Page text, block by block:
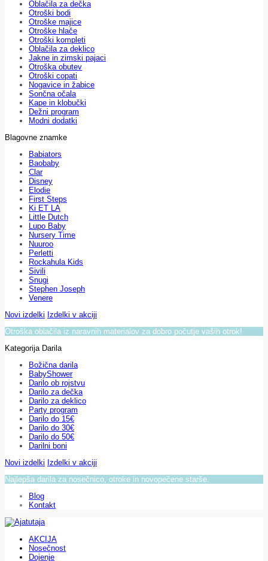
Oblačila za dečka
Otroški bodi
Otroške majice
Otroške hlače
Otroški kompleti
Oblačila za deklico
Jakne in zimski pajaci
Otroška obutev
Otroški copati
Nogavice in žabice
Sončna očala
Kape in klobučki
Dežni program
Modni dodatki
Blagovne znamke
Babiators
Baobaby
Clar
Disney
Elodie
First Steps
Ki ET LA
Little Dutch
Lupo Baby
Nursery Time
Nuuroo
Perletti
Rockahula Kids
Sivili
Snugi
Stephen Joseph
Venere
Novi izdelki Izdelki v akciji
Otroška oblačila iz naravnih materialov za dobro počutje vaših otrok!
Kategorija Darila
Božična darila
BabyShower
Darilo ob rojstvu
Darilo za dečka
Darilo za deklico
Party program
Darilo do 15€
Darilo do 30€
Darilo do 50€
Darilni boni
Novi izdelki Izdelki v akciji
Najlepša darila za nosečnico, otroke in novopečene starše.
Blog
Kontakt
AKCIJA
Nosečnost
Dojenje